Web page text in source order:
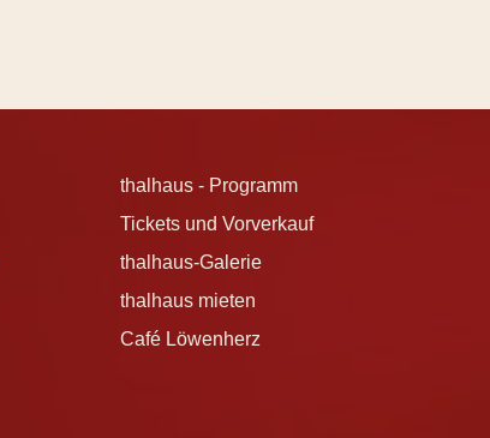
thalhaus - Programm
Tickets und Vorverkauf
thalhaus-Galerie
thalhaus mieten
Café Löwenherz